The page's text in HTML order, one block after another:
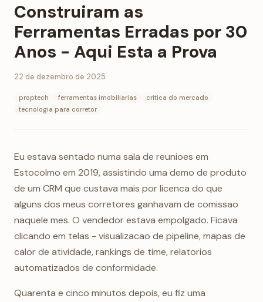
Construiram as
Ferramentas Erradas por 30
Anos - Aqui Esta a Prova
22 de dezembro de 2025
proptech ferramentas imobiliarias
critica do mercado
tecnologia para corretor
Eu estava sentado numa sala de reunioes em
Estocolmo em 2019, assistindo uma demo de produto
de um CRM que custava mais por licenca do que
alguns dos meus corretores ganhavam de comissao
naquele mes. O vendedor estava empolgado. Ficava
clicando em telas - visualizacao de pipeline, mapas de
calor de atividade, rankings de time, relatorios
automatizados de conformidade.
Quarenta e cinco minutos depois, eu fiz uma